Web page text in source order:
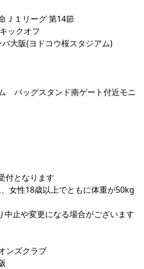
サルパーク
洲 YANMAR HANASAKA STADIUM
子供のサッカースクール
その他スポーツクラブ
Ｊ１リーグ 第14節
ックオフ
大阪(ヨドコウ桜スタジアム)
　バッグスタンド南ゲート付近モニ
付となります
、女性18歳以上でともに体重が50kg
止や変更になる場合がございます
ンズクラブ